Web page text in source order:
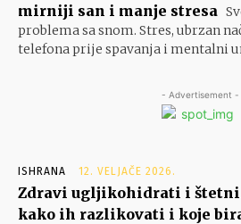
mirniji san i manje stresa
problema sa snom. Stres, ubrzan
telefona prije spavanja i mentalni
- Advertisement -
ISHRANA 12. VELJAČE 2026.
Zdravi ugljikohidrati i
kako ih razlikovati i koje